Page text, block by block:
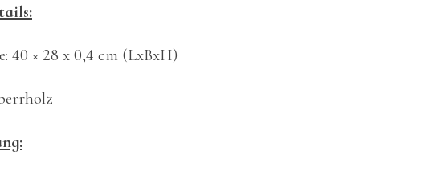
40 × 28 x 0,4 cm (LxBxH)